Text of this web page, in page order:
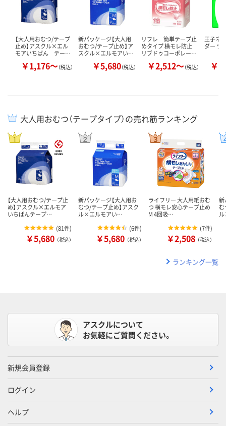
【大人用おむつ/テープ
止め】アスクル×エル
モアいちばん テー…
￥1,176～（税込）
新パッケージ【大人用
おむつ/テープ止め】ア
スクル×エルモアい…
￥5,680（税込）
リフレ 簡単テープ止
めタイプ 横モレ防止
リブドゥコーポレー…
￥2,512～（税込）
王子ネ
ダー テ
￥
大人用おむつ（テープタイプ）の売れ筋ランキング
【大人用おむつ/テープ止
め】アスクル×エルモア
いちばんテープ…
(81件)
￥5,680 （税込）
新パッケージ【大人用お
むつ/テープ止め】アスク
ル×エルモアい…
(6件)
￥5,680 （税込）
ライフリー 大人用紙おむ
つ 横モレ安心テープ止め
M 4回吸…
(7件)
￥2,508 （税込）
新
ランキング一覧
アスクルについて
お気軽にご質問ください。
新規会員登録
ログイン
ヘルプ